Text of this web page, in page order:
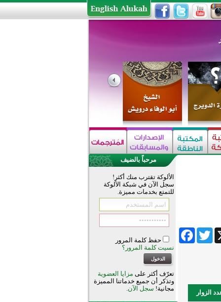
FacebookTwitter
الزوار
مرحباً بالضيف
الألوكة تقترب منك أكثر!
سجل الآن في شبكة الألوكة
للتمتع بخدمات مميزة.
حفظ كلمة المرور
نسيت كلمة المرور؟
تعرّف أكثر على مزايا العضوية
وتذكر أن جميع خدماتنا المميزة
مجانية! سجل الآن.